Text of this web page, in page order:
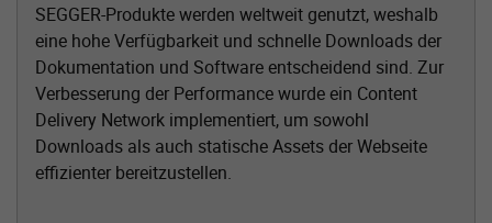
SEGGER-Produkte werden weltweit genutzt, weshalb
eine hohe Verfügbarkeit und schnelle Downloads der
Dokumentation und Software entscheidend sind. Zur
Verbesserung der Performance wurde ein Content
Delivery Network implementiert, um sowohl
Downloads als auch statische Assets der Webseite
effizienter bereitzustellen.